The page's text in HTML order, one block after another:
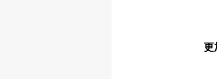
更